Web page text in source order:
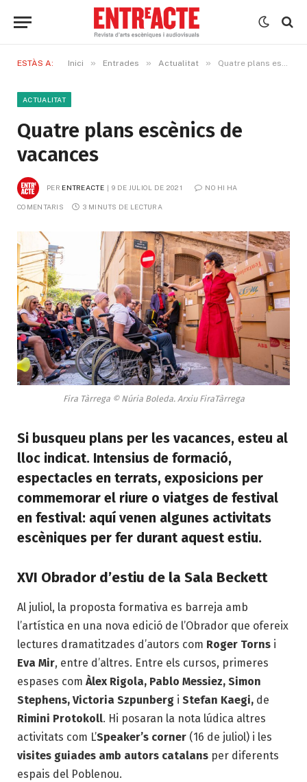
ESTÀS A: Inici » Entrades » Actualitat » Quatre plans escènics de vacances
ACTUALITAT
Quatre plans escènics de
vacances
PER ENTREACTE 9 DE JULIOL DE 2021 NO HI HA
COMENTARIS 3 MINUTS DE LECTURA
Fira Tàrrega © Núria Boleda. Arxiu FiraTàrrega
Si busqueu plans per les vacances, esteu al
lloc indicat. Intensius de formació,
espectacles en terrats, exposicions per
commemorar el riure o viatges de festival
en festival: aquí venen algunes activitats
escèniques per fer durant aquest estiu.
XVI Obrador d’estiu de la Sala Beckett
Al juliol, la proposta formativa es barreja amb
l’artística en una nova edició de l’Obrador que ofereix
lectures dramatitzades d’autors com Roger Torns i
Eva Mir, entre d’altres. Entre els cursos, primeres
espases com Àlex Rigola, Pablo Messiez, Simon
Stephens, Victoria Szpunberg i Stefan Kaegi, de
Rimini Protokoll. Hi posaran la nota lúdica altres
activitats com L’Speaker’s corner (16 de juliol) i les
visites guiades amb autors catalans per diferents
espais del Poblenou.